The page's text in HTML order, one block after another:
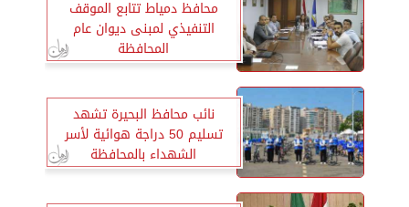
محافظ دمياط تتابع الموقف
التنفيذي لمبنى ديوان عام
المحافظة
نائب محافظ البحيرة تشهد
تسليم 50 دراجة هوائية لأسر
الشهداء بالمحافظة